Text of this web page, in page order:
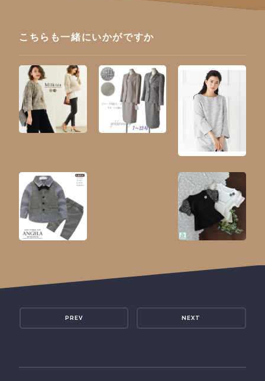
こちらも一緒にいかがですか
PREV NEXT